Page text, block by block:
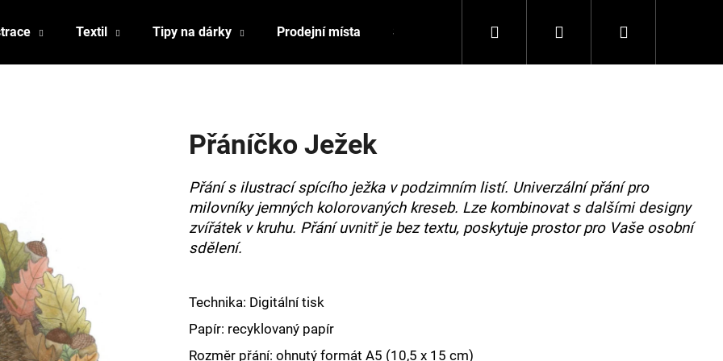
Textil Tipy na dárky Prodejní místa Spolupráce Kontakty
Hledat PřihlášeníNákupní
Přáníčko Ježek
Přání s ilustrací spícího ježka v podzimním listí. Univerzální přání pro
milovníky jemných kolorovaných kreseb. Lze kombinovat s dalšími designy
zvířátek v kruhu. Přání uvnitř je bez textu, poskytuje prostor pro Vaše osobní
sdělení.
Technika: Digitální tisk
Papír: recyklovaný papír
Rozměr přání: ohnutý formát A5 (10,5 x 15 cm)
HLEDAT